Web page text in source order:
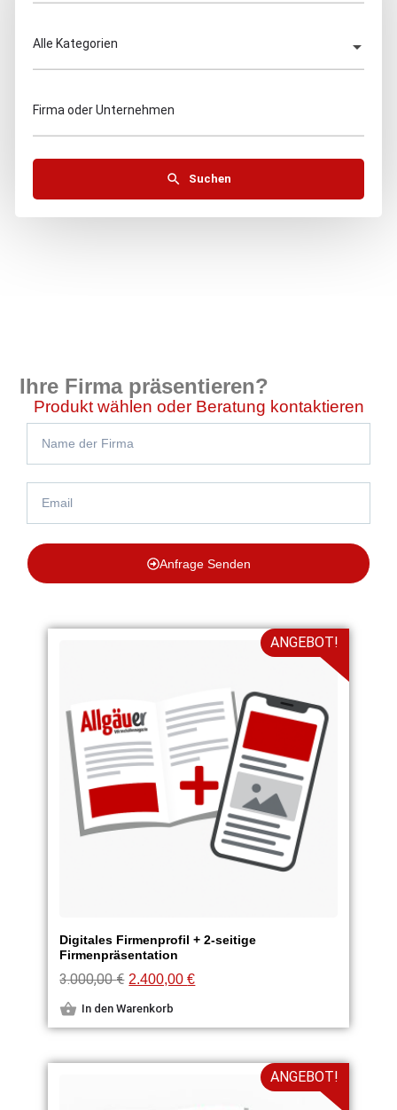
Alle Kategorien
Firma oder Unternehmen
Suchen
Ihre Firma präsentieren?
Produkt wählen oder Beratung kontaktieren
Anfrage Senden
ANGEBOT!
Digitales Firmenprofil + 2-seitige
Firmenpräsentation
3.000,00€ 2.400,00€
In den Warenkorb
ANGEBOT!